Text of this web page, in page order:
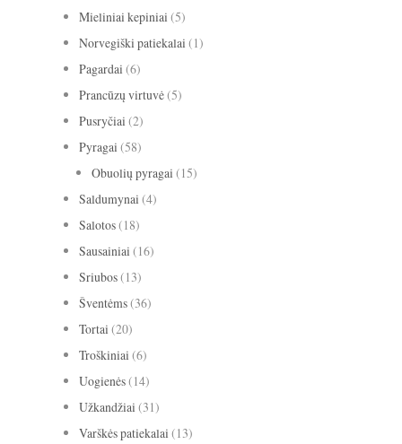
Mieliniai kepiniai (5)
Norvegiški patiekalai (1)
Pagardai (6)
Prancūzų virtuvė(5)
Pusryčiai (2)
Pyragai (58)
Obuolių pyragai (15)
Saldumynai (4)
Salotos(18)
Sausainiai (16)
Sriubos(13)
Šventėms(36)
Tortai (20)
Troškiniai (6)
Uogienės(14)
Užkandžiai (31)
Varškės patiekalai (13)